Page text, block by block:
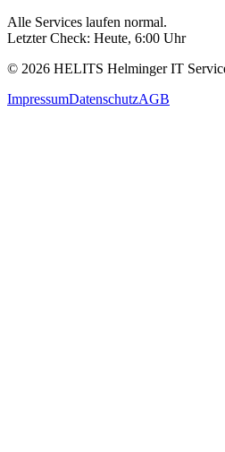
Alle Services laufen normal.
Letzter Check: Heute, 6:00 Uhr
© 2026 HELITS Helminger IT
ImpressumDatenschutzAGB